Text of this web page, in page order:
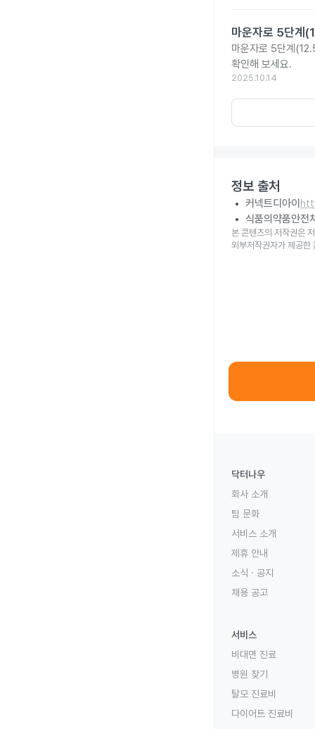
마운자로 5단계
마운자로 5단계
확인해 보세요.
2025.10.14
정보 출처
커넥트디아이
식품의약품안전
본 콘텐츠의 저작권은
외부저작권자가 제공한
닥터나우
회사 소개
팀 문화
서비스 소개
제휴 안내
소식 · 공지
채용 공고
서비스
비대면 진료
병원 찾기
탈모 진료비
다이어트 진료비